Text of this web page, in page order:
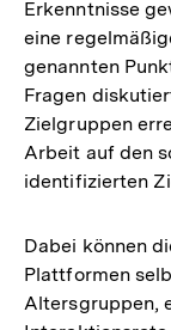
Erkenntnisse
eine
genannten
Fragen
Zielgruppen
Arbeit auf den
identifizierten
Dabei können
Plattformen
Altersgruppen,